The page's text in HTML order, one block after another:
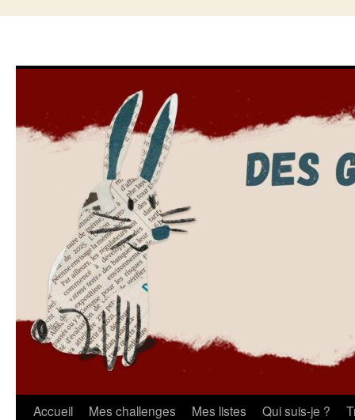
Aller
Accueil Mes challenges Mes listes Qui suis-je ?